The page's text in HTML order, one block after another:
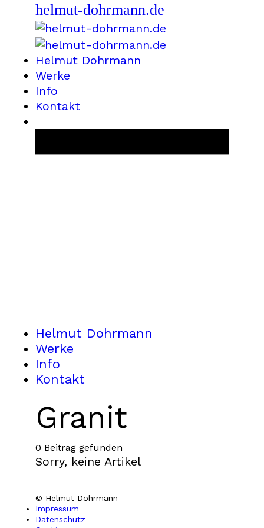
helmut-dohrmann.de
Helmut Dohrmann
Werke
Info
Kontakt
Helmut Dohrmann
Werke
Info
Kontakt
Granit
0 Beitrag gefunden
Sorry, keine Artikel
© Helmut Dohrmann
Impressum
Datenschutz